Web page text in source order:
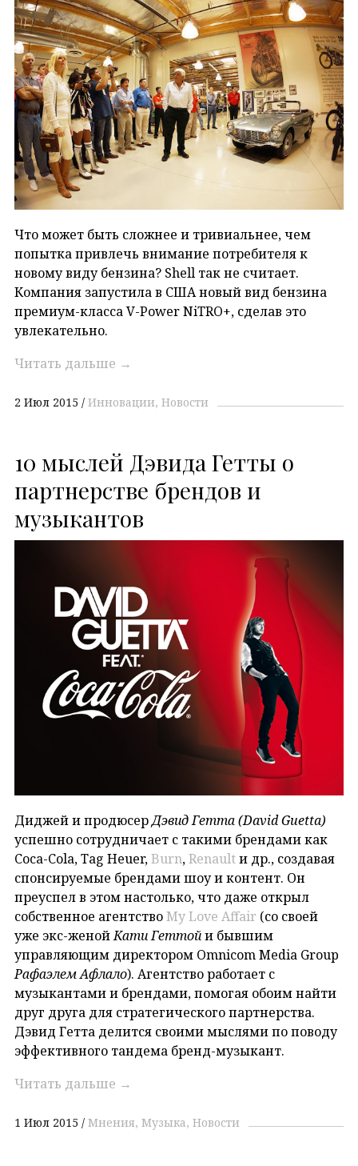
Что может быть сложнее и тривиальнее, чем
попытка привлечь внимание потребителя к
новому виду бензина? Shell так не считает.
Компания запустила в США новый вид бензина
премиум-класса V-Power NiTRO+, сделав это
увлекательно.
Читать дальше →
2 Июл 2015 Инновации Новости
10 мыслей Дэвида Гетты о
партнерстве брендов и
музыкантов
Диджей и продюсерДэвид Гетта (David Guetta)
успешно сотрудничает с такими брендами как
Coca-Cola, Tag Heuer,Burn,Renaultи др., создавая
спонсируемые брендами шоу и контент. Он
преуспел в этом настолько, что даже открыл
собственное агентствоMy Love Affair (со своей
уже экс-женойКати Геттойи бывшим
управляющим директором Omnicom Media Group
Рафаэлем Афлало). Агентство работает с
музыкантами и брендами, помогая обоим найти
друг друга для стратегического партнерства.
Дэвид Гетта делится своими мыслями по поводу
эффективного тандема бренд-музыкант.
Читать дальше →
1 Июл 2015 Мнения Музыка Новости